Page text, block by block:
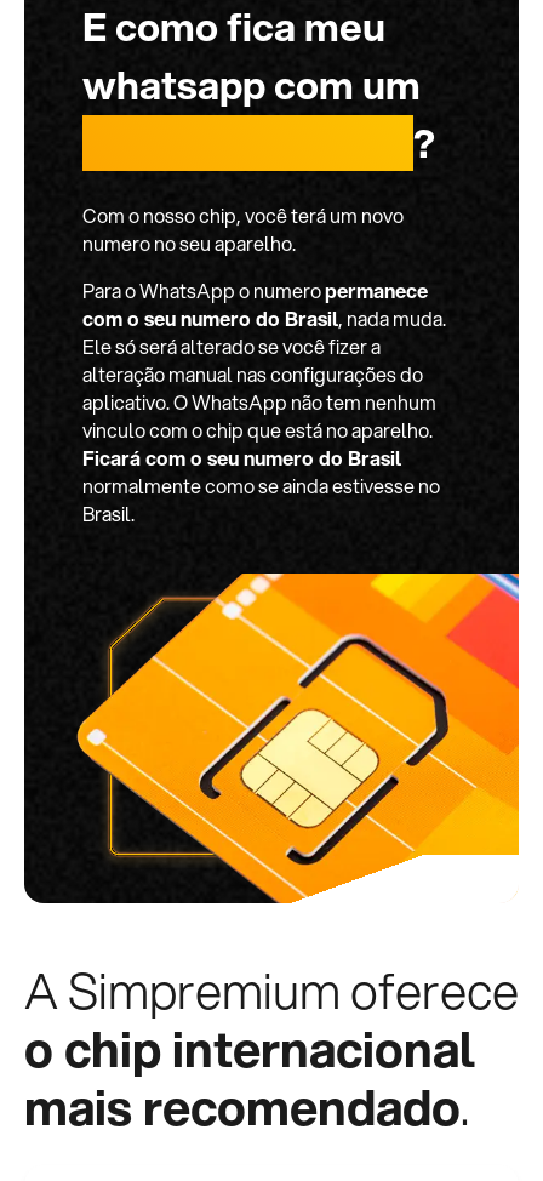
E como fica meu
whatsapp com um
?
Com o nosso chip, você terá um novo
numero no seu aparelho.
Para o WhatsApp o numeropermanece
com o seu numero do Brasil, nada muda.
Ele só será alterado se você fizer a
alteração manual nas configurações do
aplicativo. O WhatsApp não tem nenhum
vinculo com o chip que está no aparelho.
Ficará com o seu numero do Brasil
normalmente como se ainda estivesse no
Brasil.
A Simpremium oferece
o chip internacional
mais recomendado.